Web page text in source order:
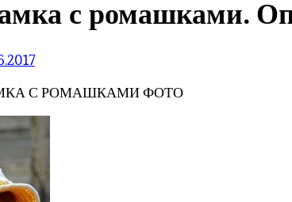
с ромашками.